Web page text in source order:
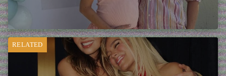
RELATED